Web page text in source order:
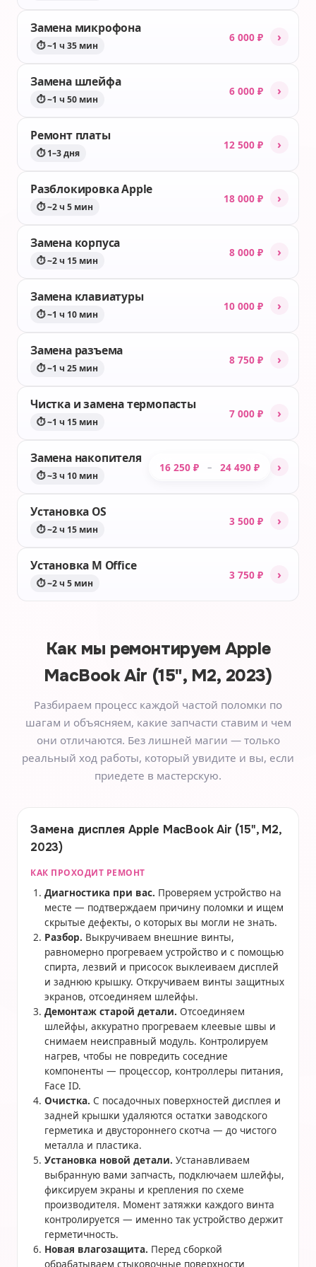
Замена микрофона
⏱ ~1 ч 35 мин
6 000 ₽ ›
Замена шлейфа
⏱ ~1 ч 50 мин
6 000 ₽ ›
Ремонт платы
⏱ 1–3 дня
12 500 ₽ ›
Разблокировка Apple
⏱ ~2 ч 5 мин
18 000 ₽ ›
Замена корпуса
⏱ ~2 ч 15 мин
8 000 ₽ ›
Замена клавиатуры
⏱ ~1 ч 10 мин
10 000 ₽ ›
Замена разъема
⏱ ~1 ч 25 мин
8 750 ₽ ›
Чистка и замена термопасты
⏱ ~1 ч 15 мин
7 000 ₽ ›
Замена накопителя
⏱ ~3 ч 10 мин
16 250 ₽ – 24 490 ₽ ›
Установка OS
⏱ ~2 ч 15 мин
3 500 ₽ ›
Установка M Office
⏱ ~2 ч 5 мин
3 750 ₽ ›
Как мы ремонтируемApple
MacBook Air (15", M2, 2023)
Разбираем процесс каждой частой поломки по
шагам и объясняем, какие запчасти ставим и чем
они отличаются. Без лишней магии — только
реальный ход работы, который увидите и вы, если
приедете в мастерскую.
Замена дисплея Apple MacBook Air (15", M2,
2023)
КАК ПРОХОДИТ РЕМОНТ
Диагностика при вас. Проверяем устройство на
месте — подтверждаем причину поломки и ищем
скрытые дефекты, о которых вы могли не знать.
Разбор. Выкручиваем внешние винты,
равномерно прогреваем устройство и с помощью
спирта, лезвий и присосок выклеиваем дисплей
и заднюю крышку. Откручиваем винты защитных
экранов, отсоединяем шлейфы.
Демонтаж старой детали. Отсоединяем
шлейфы, аккуратно прогреваем клеевые швы и
снимаем неисправный модуль. Контролируем
нагрев, чтобы не повредить соседние
компоненты — процессор, контроллеры питания,
Face ID.
Очистка. С посадочных поверхностей дисплея и
задней крышки удаляются остатки заводского
герметика и двустороннего скотча — до чистого
металла и пластика.
Установка новой детали. Устанавливаем
выбранную вами запчасть, подключаем шлейфы,
фиксируем экраны и крепления по схеме
производителя. Момент затяжки каждого винта
контролируется — именно так устройство держит
герметичность.
Новая влагозащита. Перед сборкой
обрабатываем стыковочные поверхности